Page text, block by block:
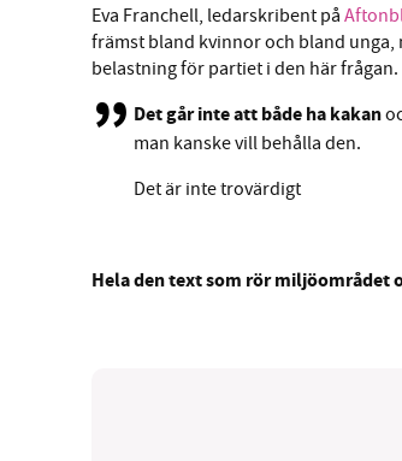
Eva Franchell, ledarskribent på
främst bland kvinnor och bland
belastning för partiet i den här frågan.
Det går inte att både ha kakan
man kanske vill behålla den.
Det är inte trovärdigt
Hela den text som rör miljöområdet